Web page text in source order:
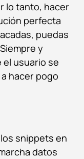
lo tanto, hacer
perfecta
puedas
y
usuario se
hacer pogo
snippets en
datos